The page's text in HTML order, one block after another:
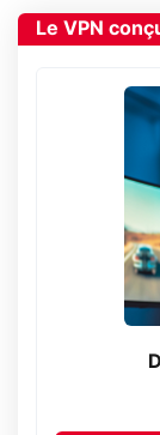
Le VPN